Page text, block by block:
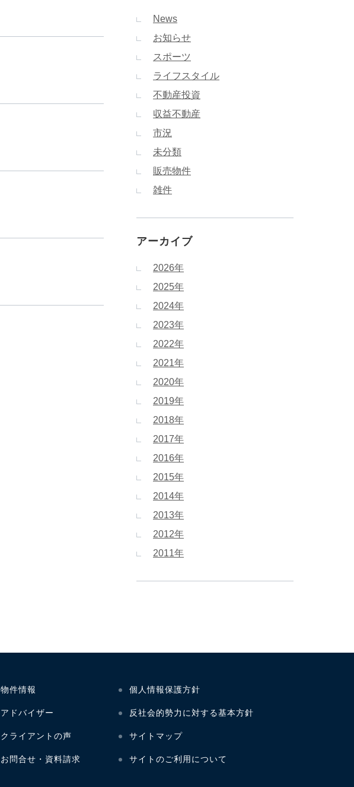
News
お知らせ
スポーツ
ライフスタイル
不動産投資
収益不動産
市況
未分類
販売物件
雑件
アーカイブ
2026年
2025年
2024年
2023年
2022年
2021年
2020年
2019年
2018年
2017年
2016年
2015年
2014年
2013年
2012年
2011年
物件情報
アドバイザー
クライアントの声
お問合せ・資料請求
個人情報保護方針
反社会的勢力に対する基本方針
サイトマップ
サイトのご利用について